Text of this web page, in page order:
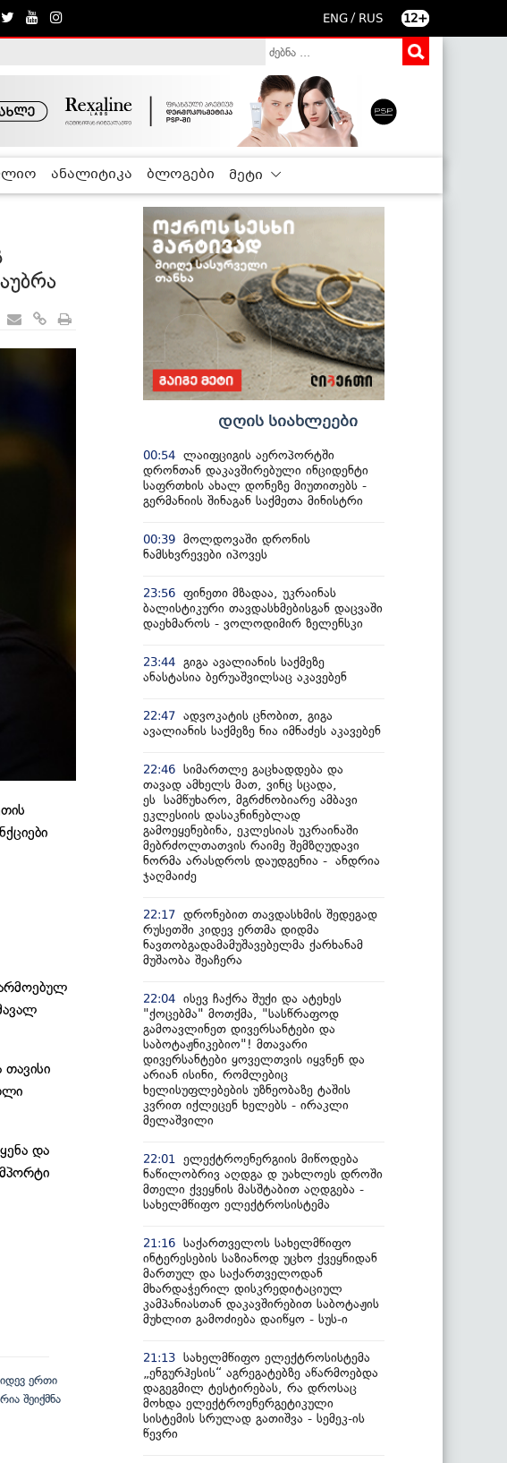
ENG / RUS 12+
ანალიტიკა ბლოგები მეტი
და
ერთი
შეიქმნა
დღის სიახლეები
00:54 ლაიფციგის აეროპორტში
დრონთან დაკავშირებული ინციდენტი
საფრთხის ახალ დონეზე მიუთითებს -
გერმანიის შინაგან საქმეთა მინისტრი
00:39 მოლდოვაში დრონის
ნამსხვრევები იპოვეს
23:56 ფინეთი მზადაა, უკრაინას
ბალისტიკური თავდასხმებისგან დაცვაში
დაეხმაროს - ვოლოდიმირ ზელენსკი
23:44 გიგა ავალიანის საქმეზე
ანასტასია ბერუაშვილსაც აკავებენ
22:47 ადვოკატის ცნობით, გიგა
ავალიანის საქმეზე ნია იმნაძეს აკავებენ
22:46 სიმართლე გაცხადდება და
თავად ამხელს მათ, ვინც სცადა,
ეს სამწუხარო, მგრძნობიარე ამბავი
ეკლესიის დასაკნინებლად
გამოეყენებინა, ეკლესიას უკრაინაში
მებრძოლთათვის რაიმე შემზღუდავი
ნორმა არასდროს დაუდგენია - ანდრია
ჯაღმაიძე
22:17 დრონებით თავდასხმის შედეგად
რუსეთში კიდევ ერთმა დიდმა
ნავთობგადამამუშავებელმა ქარხანამ
მუშაობა შეაჩერა
22:04 ისევ ჩაქრა შუქი და ატეხეს
"ქოცებმა" მოთქმა, "სასწრაფოდ
გამოავლინეთ დივერსანტები და
საბოტაჟნიკებიო"! მთავარი
დივერსანტები ყოველთვის იყვნენ და
არიან ისინი, რომლებიც
ხელისუფლებების უზნეობაზე ტაშის
კვრით იქლეცენ ხელებს - ირაკლი
მელაშვილი
22:01
ელექტროენერგიის მიწოდება
ნაწილობრივ აღდგა დ უახლოეს დროში
მთელი ქვეყნის მასშტაბით აღდგება -
სახელმწიფო ელექტროსისტემა
21:16 საქართველოს სახელმწიფო
ინტერესების საზიანოდ უცხო ქვეყნიდან
მართულ და საქართველოდან
მხარდაჭერილ დისკრედიტაციულ
კამპანიასთან დაკავშირებით საბოტაჟის
მუხლით გამოძიება დაიწყო - სუს-ი
21:13 სახელმწიფო ელექტროსისტემა
„ენგურჰესის“ აგრეგატებზე აწარმოებდა
დაგეგმილ ტესტირებას, რა დროსაც
მოხდა ელექტროენერგეტიკული
სისტემის სრულად გათიშვა - სემეკ-ის
წევრი